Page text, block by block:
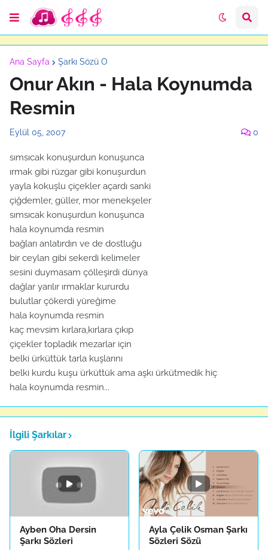
Ana Sayfa Şarkı Sözü O
Onur Akın - Hala Koynumda
Resmin
Eylül 05, 2007 0
sımsıcak konuşurdun konuşunca
ırmak gibi rüzgar gibi konuşurdun
yayla kokuşlu çiçekler açardı sanki
çiğdemler, güller, mor menekşeler
sımsıcak konuşurdun konuşunca
hala koynumda resmin
bağları anlatırdın ve de dostluğu
bir ceylan gibi sekerdi kelimeler
sesini duymasam çölleşirdi dünya
dağlar yarılır ırmaklar kururdu
bulutlar çökerdi yüreğime
hala koynumda resmin
kaç mevsim kırlara,kırlara çıkıp
çiçekler topladık mezarlar için
belki ürküttük tarla kuşlarını
belki kurdu kuşu ürküttük ama aşkı ürkütmedik hiç
hala koynumda resmin...
İlgili Şarkılar
Ayben Oha Dersin
Şarkı Sözleri
Ayla Çelik Osman Şarkı
Sözleri Sözü